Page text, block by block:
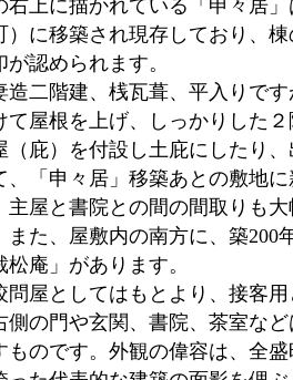
右上に描かれている「申々居
）に移築され現存しており、棟
認められます。
二階建、桟瓦葺、平入りです
て屋根を上げ、しっかりした２
（庇）を付設し土庇にしたり、
、「申々居」移築あとの敷地に
主屋と書院との間の間取りも大
た、屋敷内の南方に、築200
庵」があります。
屋としてはもとより、接客用
側の門や玄関、書院、茶室など
ものです。外観の偉容は、全盛